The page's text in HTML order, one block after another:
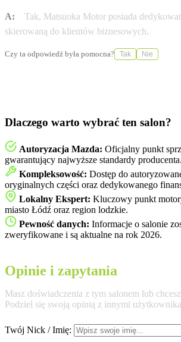
A:
Tak, Matsuoka Motor posiada
skierowaną do klientów biznesowych.
Czy ta odpowiedź była pomocna? Tak Nie
Dlaczego warto wybrać ten salon?
Autoryzacja Mazda: Oficjalny punkt
gwarantujący najwyższe standardy producenta.
Kompleksowość: Dostęp do
oryginalnych części oraz dedykowanego
Lokalny Ekspert: Kluczowy punkt
miasto Łódź oraz region lodzkie.
Pewność danych: Informacje o salonie
zweryfikowane i są aktualne na rok 2026.
Opinie i zapytania
Masz doświadczenia z tym salonem lub
Podziel się swoją opinią z innymi
Twój Nick / Imię: